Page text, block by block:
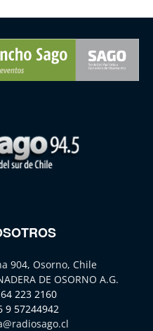
904, Osorno, Chile
DE OSORNO A.G.
223 2160
9 57244942